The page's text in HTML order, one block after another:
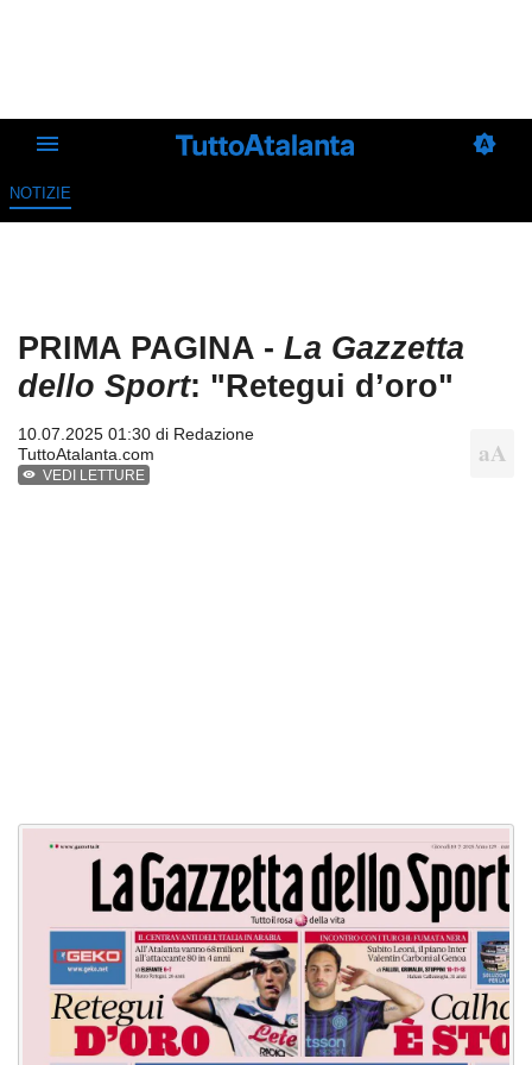
NOTIZIE
PRIMA PAGINA - La Gazzetta
dello Sport: "Retegui d’oro"
10.07.2025 01:30 di Redazione
TuttoAtalanta.com
VEDI LETTURE